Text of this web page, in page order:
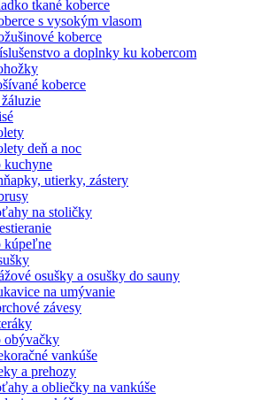
tkané koberce
s vysokým vlasom
koberce
a doplnky ku kobercom
koberce
deň a noc
kuchyne
utierky, zástery
na stoličky
kúpeľne
osušky a osušky do sauny
na umývanie
závesy
obývačky
vankúše
a prehozy
a obliečky na vankúše